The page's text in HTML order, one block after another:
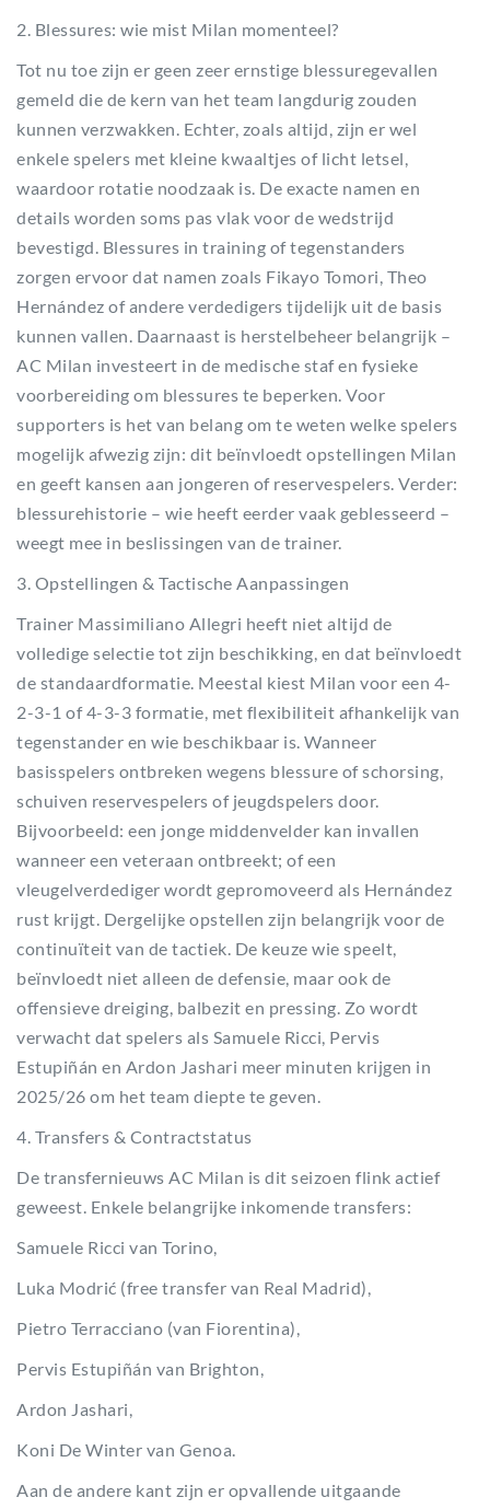
2. Blessures: wie mist Milan momenteel?
Tot nu toe zijn er geen zeer ernstige blessuregevallen
gemeld die de kern van het team langdurig zouden
kunnen verzwakken. Echter, zoals altijd, zijn er wel
enkele spelers met kleine kwaaltjes of licht letsel,
waardoor rotatie noodzaak is. De exacte namen en
details worden soms pas vlak voor de wedstrijd
bevestigd. Blessures in training of tegenstanders
zorgen ervoor dat namen zoals Fikayo Tomori, Theo
Hernández of andere verdedigers tijdelijk uit de basis
kunnen vallen. Daarnaast is herstelbeheer belangrijk –
AC Milan investeert in de medische staf en fysieke
voorbereiding om blessures te beperken. Voor
supporters is het van belang om te weten welke spelers
mogelijk afwezig zijn: dit beïnvloedt opstellingen Milan
en geeft kansen aan jongeren of reservespelers. Verder:
blessurehistorie – wie heeft eerder vaak geblesseerd –
weegt mee in beslissingen van de trainer.
3. Opstellingen & Tactische Aanpassingen
Trainer Massimiliano Allegri heeft niet altijd de
volledige selectie tot zijn beschikking, en dat beïnvloedt
de standaardformatie. Meestal kiest Milan voor een 4-
2-3-1 of 4-3-3 formatie, met flexibiliteit afhankelijk van
tegenstander en wie beschikbaar is. Wanneer
basisspelers ontbreken wegens blessure of schorsing,
schuiven reservespelers of jeugdspelers door.
Bijvoorbeeld: een jonge middenvelder kan invallen
wanneer een veteraan ontbreekt; of een
vleugelverdediger wordt gepromoveerd als Hernández
rust krijgt. Dergelijke opstellen zijn belangrijk voor de
continuïteit van de tactiek. De keuze wie speelt,
beïnvloedt niet alleen de defensie, maar ook de
offensieve dreiging, balbezit en pressing. Zo wordt
verwacht dat spelers als Samuele Ricci, Pervis
Estupiñán en Ardon Jashari meer minuten krijgen in
2025/26 om het team diepte te geven.
4. Transfers & Contractstatus
De transfernieuws AC Milan is dit seizoen flink actief
geweest. Enkele belangrijke inkomende transfers:
Samuele Ricci van Torino,
Luka Modrić (free transfer van Real Madrid),
Pietro Terracciano (van Fiorentina),
Pervis Estupiñán van Brighton,
Ardon Jashari,
Koni De Winter van Genoa.
Aan de andere kant zijn er opvallende uitgaande